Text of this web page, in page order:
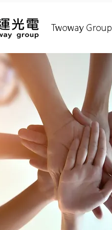
Twoway Group